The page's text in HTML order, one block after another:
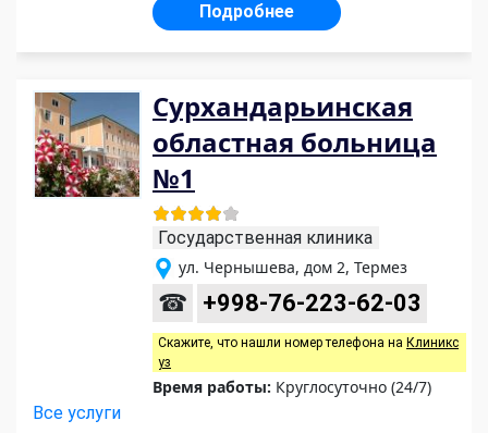
Подробнее
Сурхандарьинская
областная больница
№1
Государственная клиника
ул. Чернышева, дом 2, Термез
☎ +998-76-223-62-03
Скажите, что нашли номер телефона на Клиникс
уз
Время работы: Круглосуточно (24/7)
Все услуги